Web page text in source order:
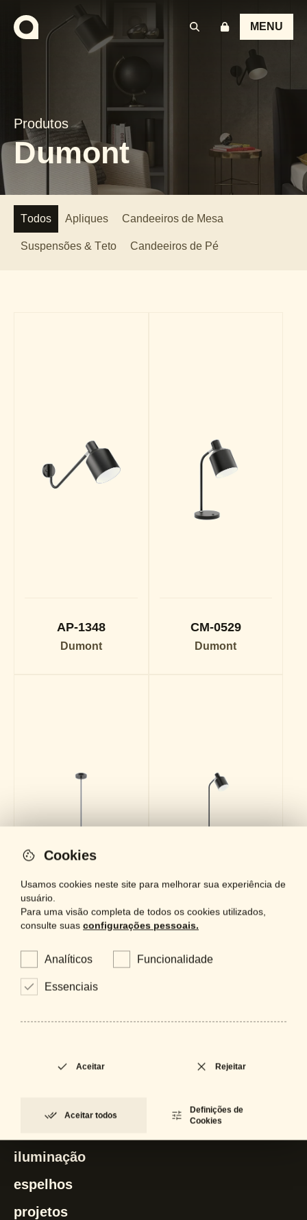
MENU
Produtos
Dumont
Todos Apliques Candeeiros de Mesa
Suspensões & Teto Candeeiros de Pé
AP-1348
Dumont
CM-0529
Dumont
SU-1001
iluminação
espelhos
projetos
Cookies
Usamos cookies neste site para melhorar sua experiência de
usuário.
Para uma visão completa de todos os cookies utilizados,
consulte suas configurações pessoais.
Analíticos Funcionalidade
Essenciais
Aceitar Rejeitar
Aceitar todos
Definições de
Cookies